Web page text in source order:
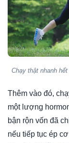
Chạy thật nhanh
Thêm vào đó,
một lượng
bận rộn vốn đã
nếu tiếp tục ép